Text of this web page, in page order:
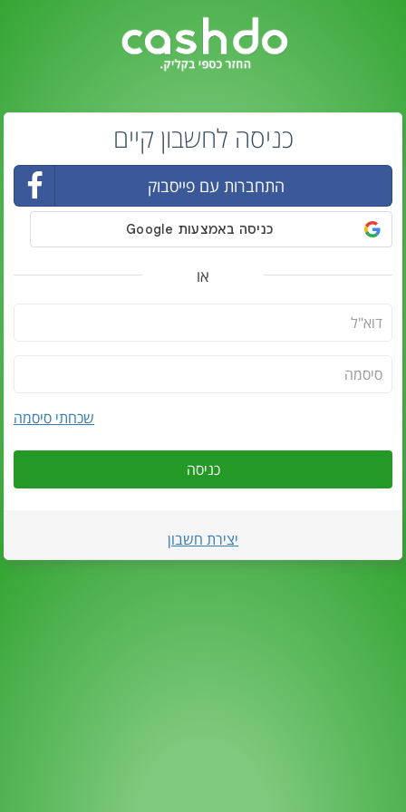
כניסה לחשבון קיים
התחברות עם פייסבוק
או
שכחתי סיסמה
כניסה
יצירת חשבון